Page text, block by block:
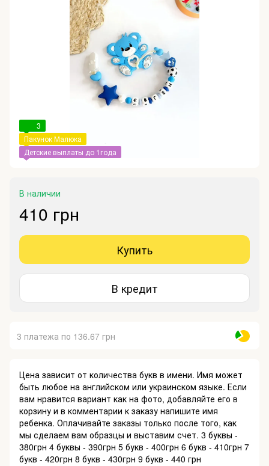
3
Пакунок Малюка
Детские выплаты до 1года
В наличии
410 грн
Купить
В кредит
3 платежа по 136.67 грн
Цена зависит от количества букв в имени. Имя может
быть любое на английском или украинском языке. Если
вам нравится вариант как на фото, добавляйте его в
корзину и в комментарии к заказу напишите имя
ребенка. Оплачивайте заказы только после того, как
мы сделаем вам образцы и выставим счет. 3 буквы -
380грн 4 буквы - 390грн 5 букв - 400грн 6 букв - 410грн 7
букв - 420грн 8 букв - 430грн 9 букв - 440 грн